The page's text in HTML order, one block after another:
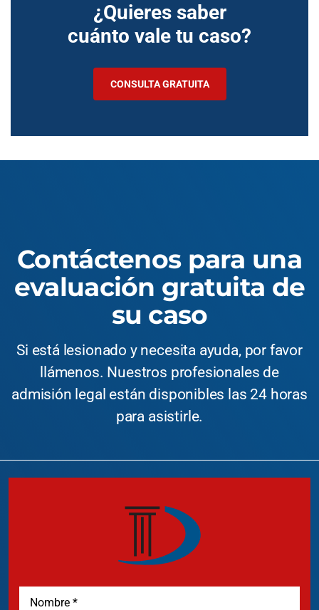
¿Quieres saber
cuánto vale tu caso?
CONSULTA GRATUITA
Contáctenos para una
evaluación gratuita de
su caso
Si está lesionado y necesita ayuda, por favor
llámenos. Nuestros profesionales de
admisión legal están disponibles las 24 horas
para asistirle.